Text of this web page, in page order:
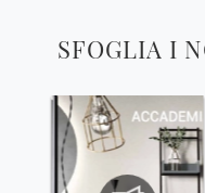
SFOGLIA I